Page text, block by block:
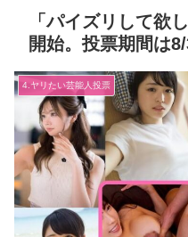
「パイズリして欲
開始。投票期間は8/
4.ヤリたい芸能人投票